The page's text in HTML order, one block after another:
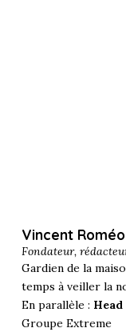
Vincent Roméo
Fondateur,
Gardien de la
temps à veiller la
En parallèle :
Groupe Extreme